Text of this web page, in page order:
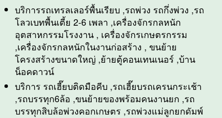
บริการรถเทรลเลอร์พื้นเรียบ ,รถพ่วง รถกึ่งพ่วง ,รถ
โลวเบทพื้นเตี้ย 2-6 เพลา ,เครื่องจักรกลหนัก
อุตสาหกรรมโรงงาน , เครื่องจักรเกษตรกรรม
,เครื่องจักรกลหนักในงานก่อสร้าง , ขนย้าย
โครงสร้างขนาดใหญ่ ,ย้ายตู้คอนเทนเนอร์ ,บ้าน
น็อคดาวน์
บริการ รถเฮี๊ยบติดมือคีบ ,รถเฮี๊ยบรถเครนกระเช้า
,รถบรรทุก6ล้อ ,ขนย้ายของพร้อมคนงานยก ,รถ
บรรทุกสิบล้อพ่วงคอกเกษตร ,รถพ่วงแม่ลูกยกดัมพ์